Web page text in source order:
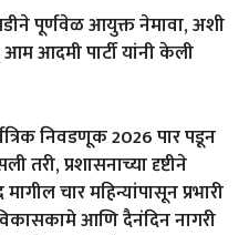
पूर्णवेळ आयुक्त नेमावा, अशी
आदमी पार्टी यांनी केली
निवडणूक 2026 पार पडून
तरी, प्रशासनाच्या दृष्टीने
चार महिन्यांपासून प्रभारी
आणि दैनंदिन नागरी